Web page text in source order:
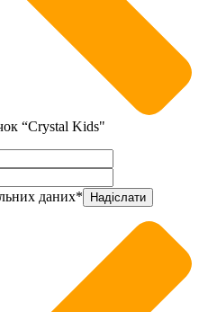
“Crystal Kids"
даних*